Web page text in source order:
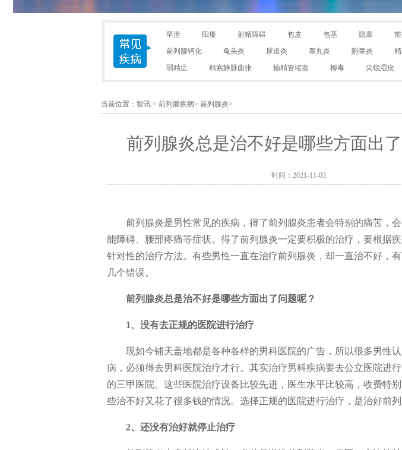
早泄 阳痿 射精障碍 包皮 包茎 隐睾
前列腺钙化
龟头炎 尿道炎 睾丸炎 附睾炎
弱精症
精索静脉曲张 输精管堵塞 梅毒 尖锐湿疣
当前位置： 智讯> 前列腺疾病> 前列腺炎>
前列腺炎总是治不好是哪些方面出
时间：2021-11-03
前列腺炎是男性常见的疾病，得了前列腺炎患者会特别的痛苦，
能障碍、腰部疼痛等症状。得了前列腺炎一定要积极的治疗，要根据
针对性的治疗方法。有些男性一直在治疗前列腺炎，却一直治不好，
几个错误。
前列腺炎总是治不好是哪些方面出了问题呢？
1、没有去正规的医院进行治疗
现如今铺天盖地都是各种各样的男科医院的广告，所以很多男性
病，必须得去男科医院治疗才行。其实治疗男科疾病要去公立医院进
的三甲医院。这些医院治疗设备比较先进，医生水平比较高，收费特
些治不好又花了很多钱的情况。选择正规的医院进行治疗，是治好前列
2、还没有治好就停止治疗